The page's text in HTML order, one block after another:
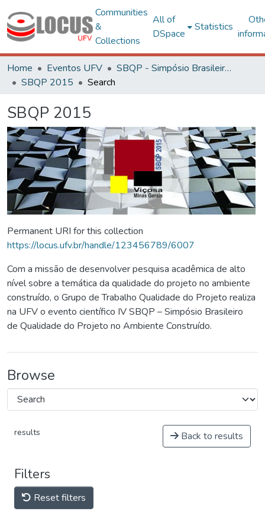
Communities
&
Collections
All of
DSpace
Statistics
Home Eventos UFV
SBQP - Simpósio Brasileiro de Qualidade do Projeto no Ambiente Construído
SBQP 2015
Search
SBQP 2015
Permanent URI for this collection
https://locus.ufv.br/handle/123456789/6007
Com a missão de desenvolver pesquisa acadêmica de alto
nível sobre a temática da qualidade do projeto no ambiente
construído, o Grupo de Trabalho Qualidade do Projeto realiza
na UFV o evento científico IV SBQP – Simpósio Brasileiro
de Qualidade do Projeto no Ambiente Construído.
Browse
results Back to results
Filters
Reset filters